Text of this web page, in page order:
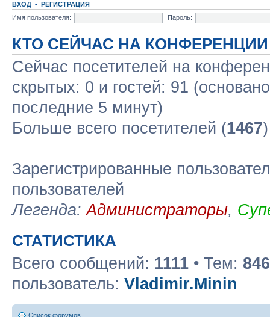
ВХОД • РЕГИСТРАЦИЯ
Имя пользователя:
Пароль:
КТО СЕЙЧАС НА КОНФЕРЕНЦИИ
Сейчас посетителей на
скрытых: 0 и гостей: 91
последние 5 минут)
Больше всего посетителей (1467
Зарегистрированные
пользователей
Легенда:Администраторы,
СТАТИСТИКА
Всего сообщений: 1111 • Тем: 846
пользователь: Vladimir.Minin
Список форумов